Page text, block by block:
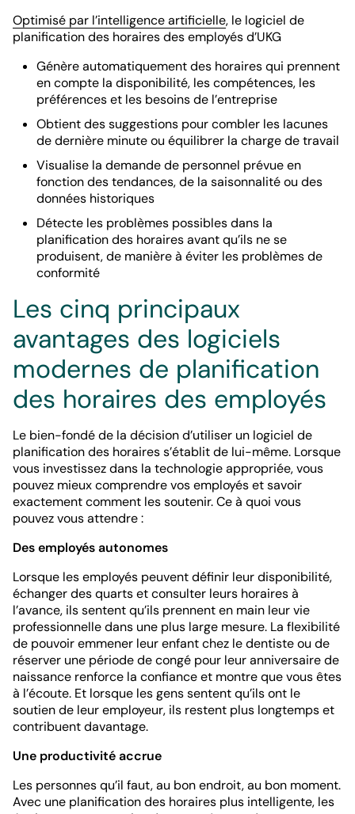
Optimisé par l’intelligence artificielle, le logiciel de
planification des horaires des employés d’UKG
Génère automatiquement des horaires qui prennent
en compte la disponibilité, les compétences, les
préférences et les besoins de l’entreprise
Obtient des suggestions pour combler les lacunes
de dernière minute ou équilibrer la charge de travail
Visualise la demande de personnel prévue en
fonction des tendances, de la saisonnalité ou des
données historiques
Détecte les problèmes possibles dans la
planification des horaires avant qu’ils ne se
produisent, de manière à éviter les problèmes de
conformité
Les cinq principaux
avantages des logiciels
modernes de planification
des horaires des employés
Le bien-fondé de la décision d’utiliser un logiciel de
planification des horaires s’établit de lui-même. Lorsque
vous investissez dans la technologie appropriée, vous
pouvez mieux comprendre vos employés et savoir
exactement comment les soutenir. Ce à quoi vous
pouvez vous attendre :
Des employés autonomes
Lorsque les employés peuvent définir leur disponibilité,
échanger des quarts et consulter leurs horaires à
l’avance, ils sentent qu’ils prennent en main leur vie
professionnelle dans une plus large mesure. La flexibilité
de pouvoir emmener leur enfant chez le dentiste ou de
réserver une période de congé pour leur anniversaire de
naissance renforce la confiance et montre que vous êtes
à l’écoute. Et lorsque les gens sentent qu’ils ont le
soutien de leur employeur, ils restent plus longtemps et
contribuent davantage.
Une productivité accrue
Les personnes qu’il faut, au bon endroit, au bon moment.
Avec une planification des horaires plus intelligente, les